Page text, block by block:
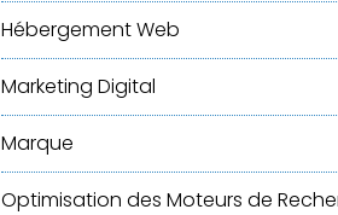
Hébergement Web
Marketing Digital
Marque
Optimisation des Moteurs de